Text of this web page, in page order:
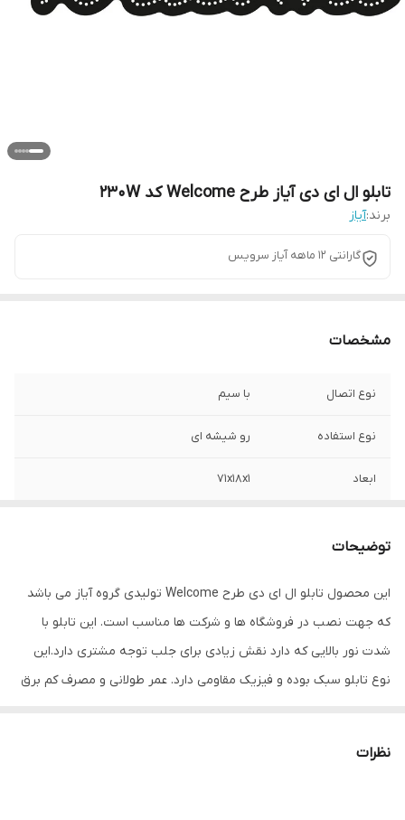
تابلو ال ای دی آیاز طرح Welcome کد 230W
برند:آیاز
گارانتی 12 ماهه آیاز سرویس
مشخصات
نوع اتصال با سیم
نوع استفاده رو شیشه ای
ابعاد 71x18x1
توضیحات
این محصول تابلو ال ای دی طرح Welcome تولیدی گروه آیاز می باشد
که جهت نصب در فروشگاه ها و شرکت ها مناسب است. این تابلو با
شدت نور بالایی که دارد نقش زیادی برای جلب توجه مشتری دارد.این
نوع تابلو سبک بوده و فیزیک مقاومی دارد. عمر طولانی و مصرف کم برق
بر قابلیت نصب بر روی شیشه این تابلو می تواند در هر موقعیتی که
نظرات